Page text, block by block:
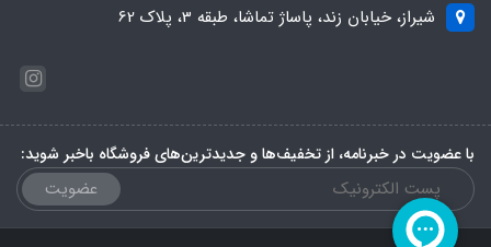
شیراز، خیابان زند، پاساژ تماشا، طبقه 3، پلاک 62
با عضویت در خبرنامه، از تخفیف‌ها و جدیدترین‌های فروشگاه باخبر شوید:
عضویت